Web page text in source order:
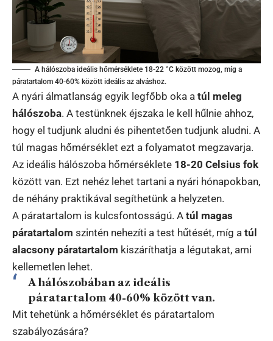
A hálószoba ideális hőmérséklete 18-22 °C között mozog, míg a
páratartalom 40-60% között ideális az alváshoz.
A nyári álmatlanság egyik legfőbb oka a túl meleg
hálószoba. A testünknek éjszaka le kell hűlnie ahhoz,
hogy el tudjunk aludni és pihentetően tudjunk aludni. A
túl magas hőmérséklet ezt a folyamatot megzavarja.
Az ideális hálószoba hőmérséklete 18-20 Celsius fok
között van. Ezt nehéz lehet tartani a nyári hónapokban,
de néhány praktikával segíthetünk a helyzeten.
A páratartalom is kulcsfontosságú. A túl magas
páratartalom szintén nehezíti a test hűtését, míg a túl
alacsony páratartalom kiszáríthatja a légutakat, ami
kellemetlen lehet.
A hálószobában az ideális
páratartalom 40-60% között van.
Mit tehetünk a hőmérséklet és páratartalom
szabályozására?